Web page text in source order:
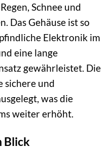
Schnee und
Das Gehäuse ist so
Elektronik im
eine lange
gewährleistet. Die
sichere und
was die
weiter erhöht.
Blick